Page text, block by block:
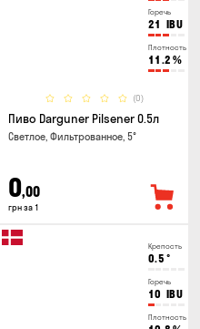
Горечь
21 IBU
Плотность
11.2 %
(0)
Пиво Darguner Pilsener 0.5л
Светлое, Фильтрованное, 5°
0,00
грн за 1
Крепость
0.5 °
Горечь
10 IBU
Плотность